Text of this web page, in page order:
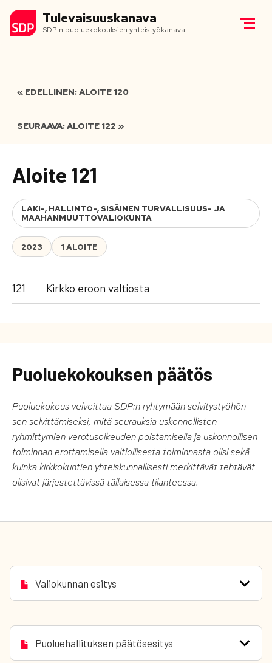
Tulevaisuuskanava
SDP:n puoluekokouksien yhteistyökanava
« EDELLINEN: ALOITE 120
SEURAAVA: ALOITE 122 »
Aloite 121
LAKI-, HALLINTO-, SISÄINEN TURVALLISUUS- JA
MAAHANMUUTTOVALIOKUNTA
2023 1 ALOITE
121 Kirkko eroon valtiosta
Puoluekokouksen päätös
Puoluekokous velvoittaa SDP:n ryhtymään selvitystyöhön
sen selvittämiseksi, mitä seurauksia uskonnollisten
ryhmittymien verotusoikeuden poistamisella ja uskonnollisen
toiminnan erottamisella valtiollisesta toiminnasta olisi sekä
kuinka kirkkokuntien yhteiskunnallisesti merkittävät tehtävät
olisivat järjestettävissä tällaisessa tilanteessa.
Valiokunnan esitys
Puoluehallituksen päätösesitys